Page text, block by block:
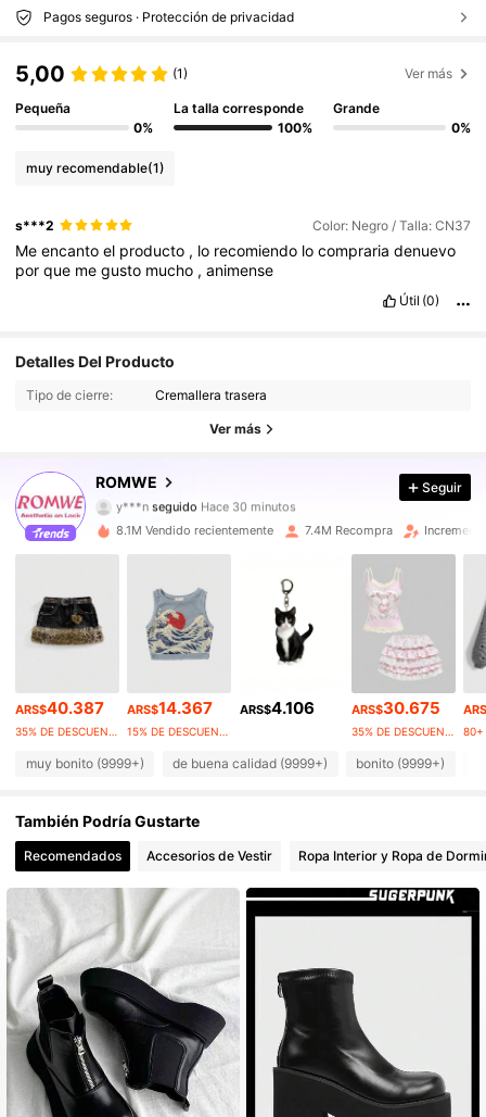
Pagos seguros · Protección de privacidad
5,00 (1) Ver más
Pequeña
0%
La talla corresponde
100%
Grande
0%
muy recomendable(1)
s***2 Color: Negro / Talla: CN37
Meencantoel producto , lo recomiendo locomprariadenuevo
porque megusto mucho ,animense
Útil (0)
Detalles Del Producto
Tipo de cierre: Cremallera trasera
Ver más
ROMWE
4,91 4.2M Seguidores
4.2M Seguidores
4,91
y***n seguido Hace 30 minutos
4,91
4.2M Seguidores
4,91 4.2M Seguidores
4,91 4.2M Seguidores
Seguir
8.1M Vendido recientemente 7.4M Recompra
ARS$40.387
35% DE DESCUENTO
ARS$14.367
15% DE DESCUENTO
ARS$4.106 ARS$30.675
35% DE DESCUENTO 80+
muy bonito (9999+) de buena calidad (9999+) bonito (9999+)
También Podría Gustarte
Recomendados Accesorios de Vestir Ropa Interior y Ropa de